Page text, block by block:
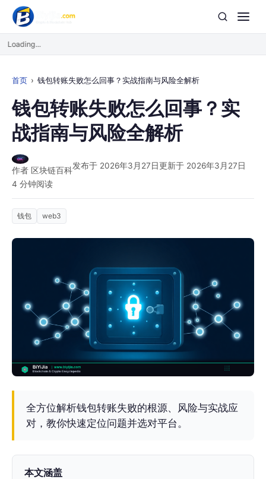
Loading...
首页 钱包转账失败怎么回事？实战指南与风险全解析
钱包转账失败怎么回事？实
战指南与风险全解析
作者 区块链百科发布于 2026年3月27日更新于 2026年3月27日
4 分钟阅读
钱包 web3
全方位解析钱包转账失败的根源、风险与实战应
对，教你快速定位问题并选对平台。
本文涵盖